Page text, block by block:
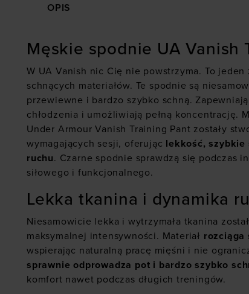
OPIS
Męskie spodnie UA Vanish
W UA Vanish nic Cię nie powstrzyma. To
schnących materiałów. Te spodnie są
przewiewne i bardzo szybko schną.
chłodzenia i umożliwiają pełną koncentrację.
Under Armour Vanish Training Pant zostały
wymagających sesji, oferując lekkość, szybkie
ruchu. Czarne spodnie sprawdzą się podczas
siłowego i funkcjonalnego.
Lekka tkanina i dynamika
Niesamowicie lekka i wytrzymała tkanina
maksymalnej intensywności. Materiał rozciąga
wspierając naturalną pracę mięśni i nie
sprawnie odprowadza pot i bardzo szybko
komfort nawet podczas długich treningów.